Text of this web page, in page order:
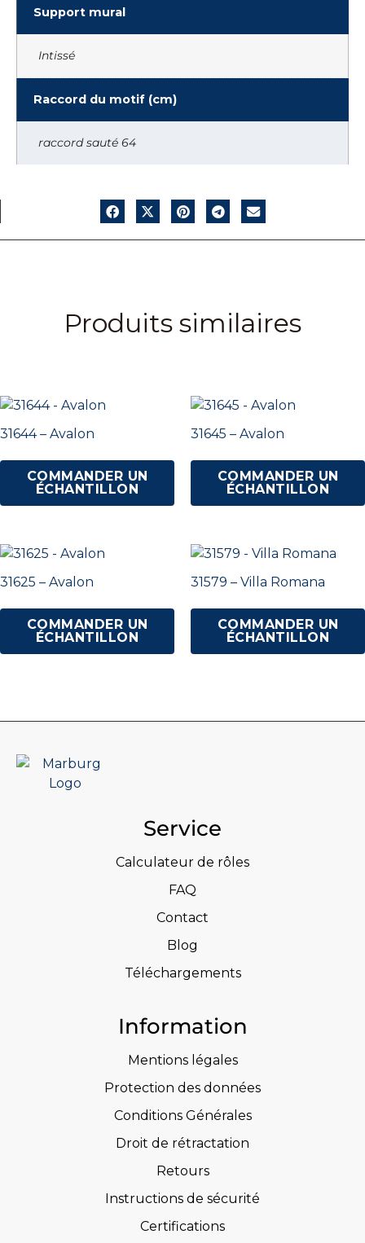
Support mural
Intissé
Raccord du motif (cm)
raccord sauté 64
Produits similaires
31644 – Avalon
COMMANDER UN
ÉCHANTILLON
31645 – Avalon
COMMANDER UN
ÉCHANTILLON
31625 – Avalon
COMMANDER UN
ÉCHANTILLON
31579 – Villa Romana
COMMANDER UN
ÉCHANTILLON
Service
Calculateur de rôles
FAQ
Contact
Blog
Téléchargements
Information
Mentions légales
Protection des données
Conditions Générales
Droit de rétractation
Retours
Instructions de sécurité
Certifications